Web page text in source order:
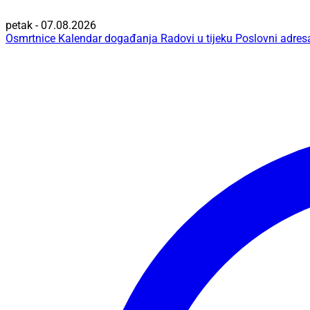
petak - 07.08.2026
Osmrtnice Kalendar događanja Radovi u tijeku Poslovni